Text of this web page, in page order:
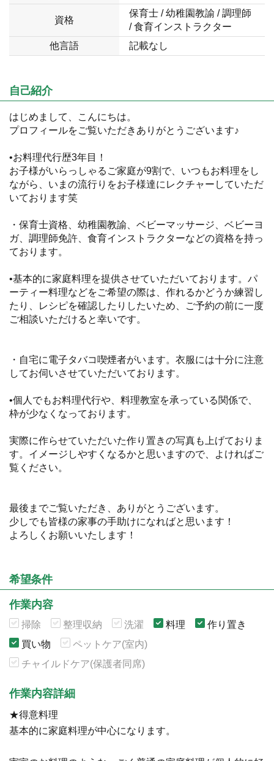
資格
保育士 / 幼稚園教諭 / 調理師
/ 食育インストラクター
他言語
記載なし
自己紹介
はじめまして、こんにちは。
プロフィールをご覧いただきありがとうございます♪
•お料理代行歴3年目！
お子様がいらっしゃるご家庭が9割で、いつもお料理をし
ながら、いまの流行りをお子様達にレクチャーしていただ
いております笑
・保育士資格、幼稚園教諭、ベビーマッサージ、ベビーヨ
ガ、調理師免許、食育インストラクターなどの資格を持っ
ております。
•基本的に家庭料理を提供させていただいております。パ
ーティー料理などをご希望の際は、作れるかどうか練習し
たり、レシピを確認したりしたいため、ご予約の前に一度
ご相談いただけると幸いです。
・自宅に電子タバコ喫煙者がいます。衣服には十分に注意
してお伺いさせていただいております。
•個人でもお料理代行や、料理教室を承っている関係で、
枠が少なくなっております。
実際に作らせていただいた作り置きの写真も上げておりま
す。イメージしやすくなるかと思いますので、よければご
覧ください。
最後までご覧いただき、ありがとうございます。
少しでも皆様の家事の手助けになればと思います！
よろしくお願いいたします！
希望条件
作業内容
掃除 整理収納 洗濯 料理
作り置き
買い物
ペットケア(室内)
チャイルドケア(保護者同席)
作業内容詳細
★得意料理
基本的に家庭料理が中心になります。